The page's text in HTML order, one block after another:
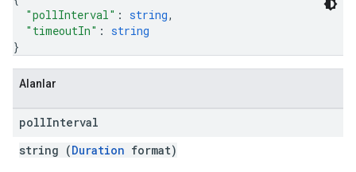
"pollInterval" : string,
"timeoutIn" : string
}
Alanlar
pollInterval
string (Duration format)